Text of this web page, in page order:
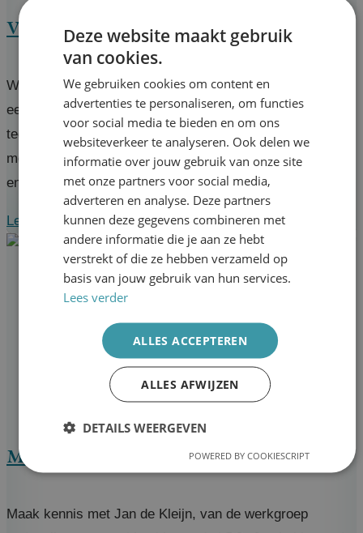
Vrijwilliger SEO specialist
Wil jij onze websites beter vindbaar maken? We zoeken
een SEO-specialist die helpt met zoekwoordenonderzoek,
technische SEO en contentoptimalisatie. Werk samen
met ons team en een professioneel bureau om Pijnstad
en de LPO op de kaart te zetten!
Lees verderVrijwilliger SEO specialist
Maak kennis met Jan
Maak kennis met Jan de Kleijn, van de werkgroep
Deze website maakt gebruik
van cookies.
We gebruiken cookies om content en
advertenties te personaliseren, om functies
voor social media te bieden en om ons
websiteverkeer te analyseren. Ook delen we
informatie over jouw gebruik van onze site
met onze partners voor social media,
adverteren en analyse. Deze partners
kunnen deze gegevens combineren met
andere informatie die je aan ze hebt
verstrekt of die ze hebben verzameld op
basis van jouw gebruik van hun services.
Lees verder
ALLES ACCEPTEREN
ALLES AFWIJZEN
DETAILS WEERGEVEN
POWERED BY COOKIESCRIPT